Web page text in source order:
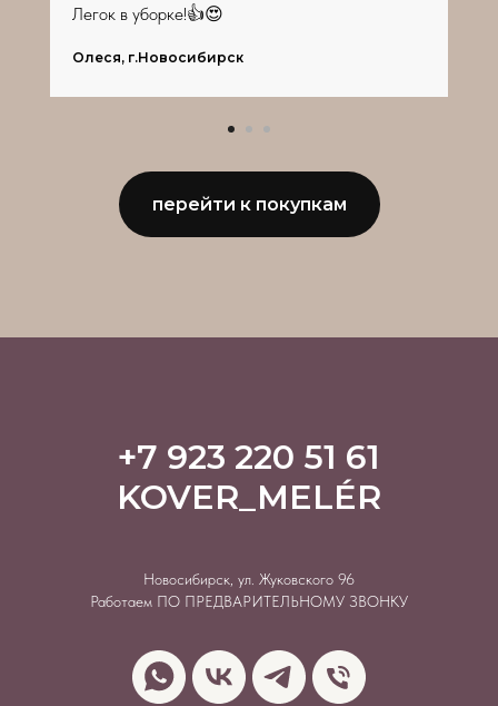
Легок в уборке!👍😍
Олеся, г.Новосибирск
перейти к покупкам
+7 923 220 51 61
KOVER_MELÉR
Новосибирск, ул. Жуковского 96
Работаем ПО ПРЕДВАРИТЕЛЬНОМУ ЗВОНКУ